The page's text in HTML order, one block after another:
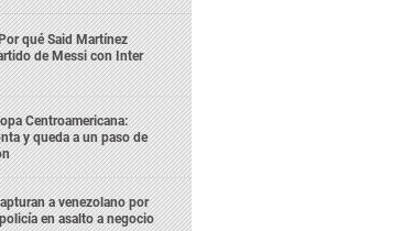
qué Said Martínez
de Messi con Inter
Centroamericana:
y queda a un paso de
a venezolano por
en asalto a negocio